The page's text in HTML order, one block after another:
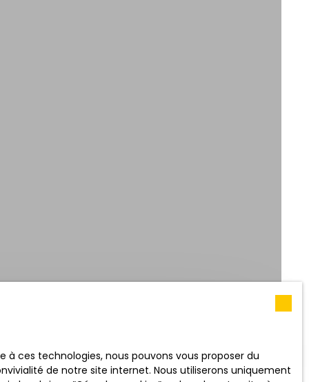
RECHERCHER
ces technologies, nous pouvons vous proposer du
de notre site internet. Nous utiliserons uniquement